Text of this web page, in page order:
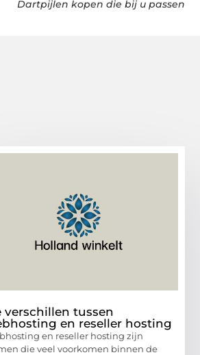
Dartpijlen kopen die bij u passen
verschillen tussen
en reseller hosting
en reseller hosting zijn
die veel voorkomen binnen de